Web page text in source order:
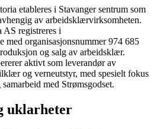
etableres i Stavanger sentrum som
av arbeidsklærvirksomheten.
AS registreres i
med organisasjonsnummer 974 685
og salg av arbeidsklær.
aktivt som leverandør av
og verneutstyr, med spesielt fokus
med Strømsgodset.
uklarheter